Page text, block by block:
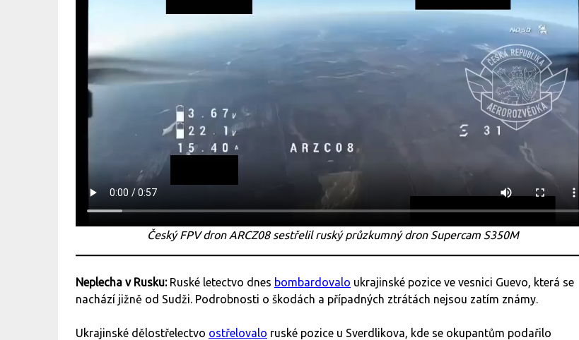
Český FPV dron ARCZ08 sestřelil ruský průzkumný dron Supercam S350M
Neplecha v Rusku:Ruské letectvo dnes bombardovalo ukrajinské pozice ve vesnici Guevo, která se
nachází jižně od Sudži. Podrobnosti o škodách a případných ztrátách nejsou zatím známy.
Ukrajinské dělostřelectvo ostřelovalo ruské pozice u Sverdlikova, kde se okupantům podařilo